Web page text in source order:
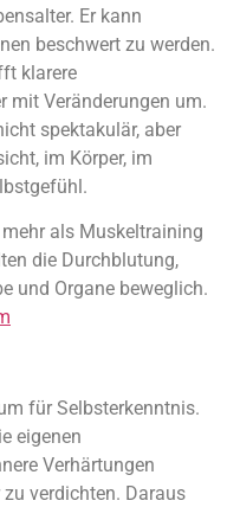
Er kann
beschwert zu werden.
klarere
mit Veränderungen um.
spektakulär, aber
im Körper, im
als Muskeltraining
die Durchblutung,
und Organe beweglich.
für Selbsterkenntnis.
eigenen
Verhärtungen
verdichten. Daraus